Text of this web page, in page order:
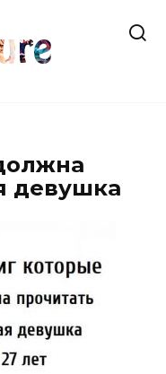
девушка